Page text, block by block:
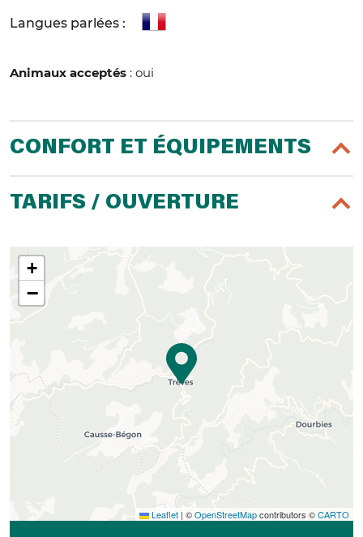
Langues parlées :
Animaux acceptés : oui
CONFORT ET ÉQUIPEMENTS
TARIFS / OUVERTURE
+
−
Leaflet | ©OpenStreetMapcontributors ©CARTO